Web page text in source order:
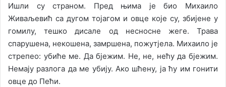
Ишли су страном. Пред њима је био Михаило
Живаљевић са дугом тојагом и овце које су, збијене у
гомилу, тешко дисале од несносне жеге. Трава
спарушена, некошена, замршена, пожутјела. Михаило је
стрепео: убиће ме. Да бјежим. Не, не, нећу да бјежим.
Немају разлога да ме убију. Ако шћену, ја ћу им гонити
овце до Пећи.